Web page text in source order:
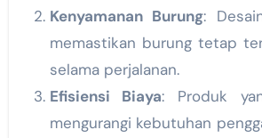
Kenyamanan Burung:
memastikan burung tetap
selama perjalanan.
Efisiensi Biaya: Produk
mengurangi kebutuhan